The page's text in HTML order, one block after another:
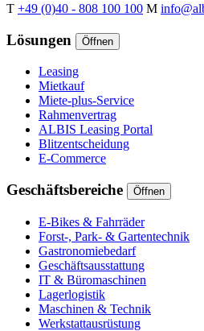
T +49 (0)40 - 808 100 100 M
Lösungen Öffnen
Leasing
Mietkauf
Miete-plus-Service
Rahmenvertrag
ALBIS Leasing Portal
Blitzentscheidung
E-Commerce
Geschäftsbereiche Öffnen
E-Bikes & Fahrräder
Forst-, Park- & Gartentechnik
Gastronomiebedarf
Geschäftsausstattung
IT & Büromaschinen
Lagerlogistik
Maschinen & Technik
Werkstattausrüstung